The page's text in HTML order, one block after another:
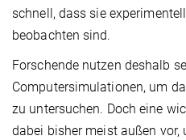
schnell, dass sie
beobachten sind.
Forschende nutzen deshalb
Computersimulationen, um
zu untersuchen. Doch eine
dabei bisher meist außen